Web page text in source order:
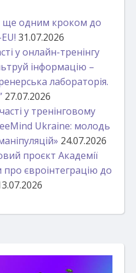
ще одним кроком до
31.07.2026
у онлайн-тренінгу
інформацію –
лабораторія.
27.07.2026
у тренінговому
Ukraine: молодь
24.07.2026
проєкт Академії
про євроінтеграцію до